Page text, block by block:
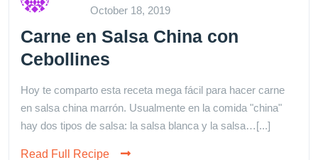
October 18, 2019
Carne en Salsa China con
Cebollines
Hoy te comparto esta receta mega fácil para hacer carne
en salsa china marrón. Usualmente en la comida "china"
hay dos tipos de salsa: la salsa blanca y la salsa…[...]
Read Full Recipe